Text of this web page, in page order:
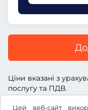
Цей веб-сайт
Ціни вказані з
послугу та ПДВ.